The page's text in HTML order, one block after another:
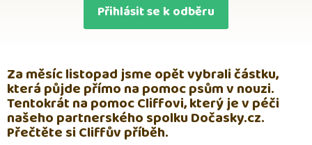
Přihlásit se k odběru
Za měsíc listopad jsme opět vybrali částku,
která půjde přímo na pomoc psům v nouzi.
Tentokrát na pomoc Cliffovi, který je v péči
našeho partnerského spolku Dočasky.cz.
Přečtěte si Cliffův příběh.